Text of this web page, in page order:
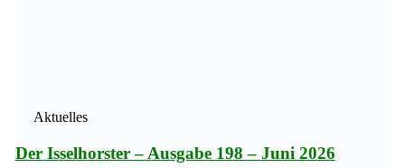
Aktuelles
Der Isselhorster – Ausgabe 198 – Juni 2026